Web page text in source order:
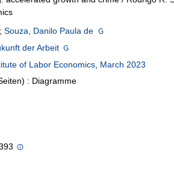
; Souza, Danilo Paula de
der Arbeit
of Labor Economics, March 2023
: Diagramme